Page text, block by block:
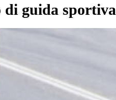
di guida sportiva